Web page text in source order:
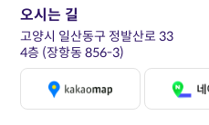
오시는 길
고양시 일산동구 정발산로 33
4층 (장항동 856-3)